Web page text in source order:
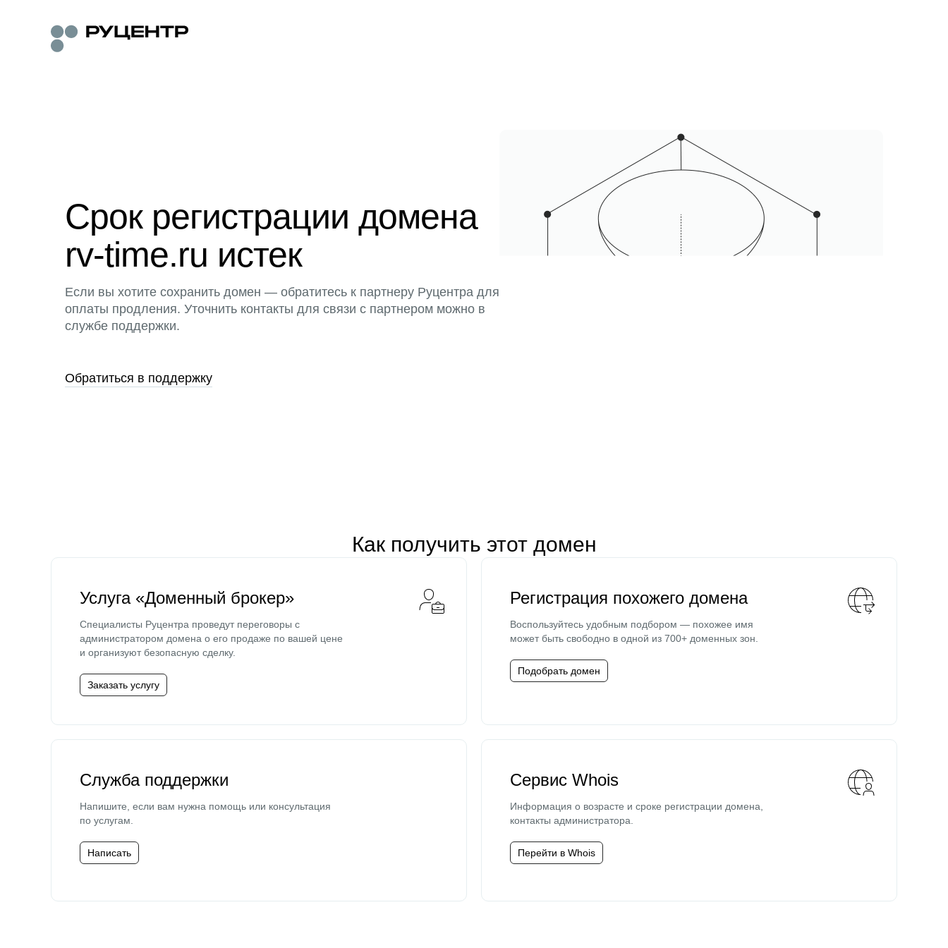
Срок регистрации домена
rv-time.ru истек
Если вы хотите сохранить домен — обратитесь к партнеру Руцентра для
оплаты продления. Уточнить контакты для связи с партнером можно в
службе поддержки.
Обратиться в поддержку
Как получить этот домен
Услуга «Доменный брокер»
Специалисты Руцентра проведут переговоры с
администратором домена о его продаже по вашей цене
и организуют безопасную сделку.
Заказать услугу
Регистрация похожего домена
Воспользуйтесь удобным подбором — похожее имя
может быть свободно в одной из 700+ доменных зон.
Подобрать домен
Служба поддержки
Напишите, если вам нужна помощь или консультация
по услугам.
Написать
Сервис Whois
Информация о возрасте и сроке регистрации домена,
контакты администратора.
Перейти в Whois